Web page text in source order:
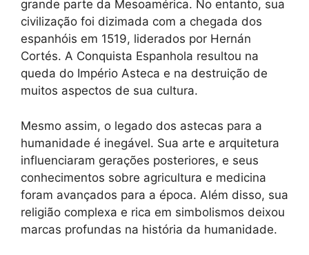
grande parte da Mesoamérica. No entanto, sua
civilização foi dizimada com a chegada dos
espanhóis em 1519, liderados por Hernán
Cortés. A Conquista Espanhola resultou na
queda do Império Asteca e na destruição de
muitos aspectos de sua cultura.
Mesmo assim, o legado dos astecas para a
humanidade é inegável. Sua arte e arquitetura
influenciaram gerações posteriores, e seus
conhecimentos sobre agricultura e medicina
foram avançados para a época. Além disso, sua
religião complexa e rica em simbolismos deixou
marcas profundas na história da humanidade.